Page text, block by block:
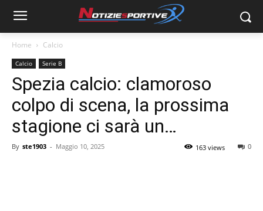
Home Calcio
Calcio Serie B
Spezia calcio: clamoroso
colpo di scena, la prossima
stagione ci sarà un…
By ste1903 - Maggio 10, 2025 0
163 views